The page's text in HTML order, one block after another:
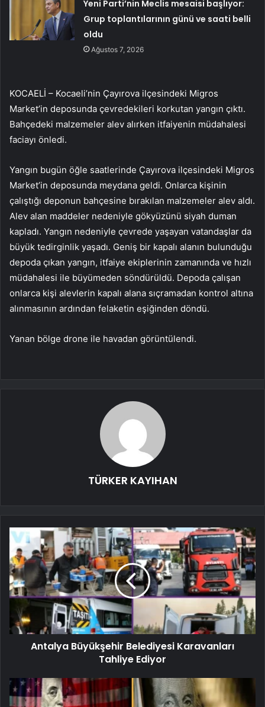
Yeni Parti’nin Meclis mesaisi başlıyor:
Grup toplantılarının günü ve saati belli
oldu
Ağustos 7, 2026
KOCAELİ – Kocaeli’nin Çayırova ilçesindeki Migros
Market’in deposunda çevredekileri korkutan yangın çıktı.
Bahçedeki malzemeler alev alırken itfaiyenin müdahalesi
faciayı önledi.
Yangın bugün öğle saatlerinde Çayırova ilçesindeki Migros
Market’in deposunda meydana geldi. Onlarca kişinin
çalıştığı deponun bahçesine bırakılan malzemeler alev aldı.
Alev alan maddeler nedeniyle gökyüzünü siyah duman
kapladı. Yangın nedeniyle çevrede yaşayan vatandaşlar da
büyük tedirginlik yaşadı. Geniş bir kapalı alanın bulunduğu
depoda çıkan yangın, itfaiye ekiplerinin zamanında ve hızlı
müdahalesi ile büyümeden söndürüldü. Depoda çalışan
onlarca kişi alevlerin kapalı alana sıçramadan kontrol altına
alınmasının ardından felaketin eşiğinden döndü.
Yanan bölge drone ile havadan görüntülendi.
TÜRKER KAYIHAN
Antalya Büyükşehir Belediyesi Karavanları
Tahliye Ediyor